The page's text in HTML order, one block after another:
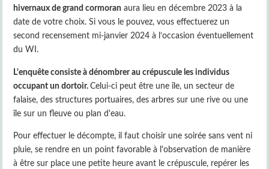
hivernaux de grand cormoran aura lieu en décembre 2023 à la
date de votre choix. Si vous le pouvez, vous effectuerez un
second recensement mi-janvier 2024 à l’occasion éventuellement
du WI.
L'enquête consiste à dénombrer au crépuscule les individus
occupant un dortoir.Celui-ci peut être une île, un secteur de
falaise, des structures por­tuaires, des arbres sur une rive ou une
île sur un fleuve ou plan d'eau.
Pour effectuer le décompte, il faut choisir une soirée sans vent ni
pluie, se rendre en un point favorable à l'observation de manière
à être sur place une petite heure avant le crépuscule, repérer les